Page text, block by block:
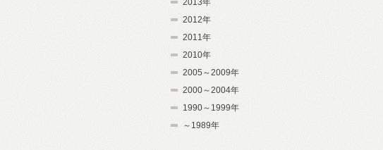
2013年
2012年
2011年
2010年
2005～2009年
2000～2004年
1990～1999年
～1989年